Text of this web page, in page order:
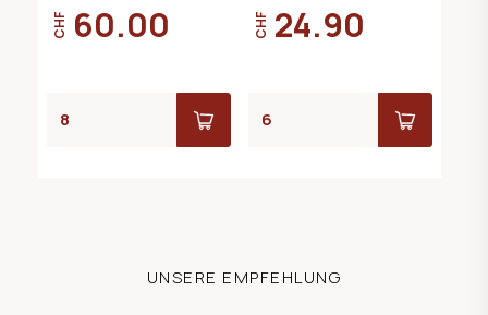
CHF 60.00 CHF 24.90
UNSERE EMPFEHLUNG